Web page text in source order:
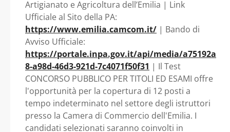
SUPPORTO,
ISTRUTTORE SERVIZI
ANAGRAFICI, DI
REGOLAZIONE DEL
SVILUPPO DELLE IMPRESE,
IL TURISMO E
L’ORIENTAMENTO AL
LAVORO - Emilia Romagna
- Camera di Commercio
Industria Artigianato e
Artigianato e Agricoltura dell’Emilia | Link
Ufficiale al Sito della PA:
https://www.emilia.camcom.it/ | Bando di
Avviso Ufficiale:
https://portale.inpa.gov.it/api/media/a75192a
8-a98d-46d3-921d-7c4071f50f31 | Il Test
CONCORSO PUBBLICO PER TITOLI ED ESAMI offre
l'opportunità per la copertura di 12 posti a
tempo indeterminato nel settore degli istruttori
presso la Camera di Commercio dell'Emilia. I
candidati selezionati saranno coinvolti in